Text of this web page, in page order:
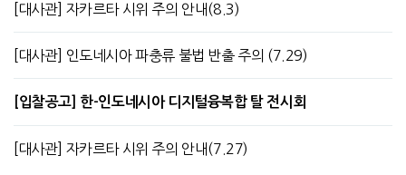
[대사관] 자카르타 시위 주의 안내(8.3)
[대사관] 인도네시아 파충류 불법 반출 주의 (7.29)
[입찰공고] 한-인도네시아 디지털융복합 탈 전시회
[대사관] 자카르타 시위 주의 안내(7.27)